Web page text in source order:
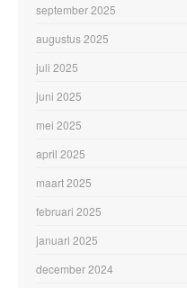
september 2025
augustus 2025
juli 2025
juni 2025
mei 2025
april 2025
maart 2025
februari 2025
januari 2025
december 2024